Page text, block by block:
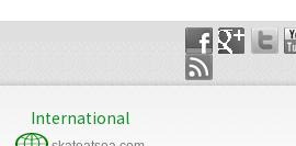
International